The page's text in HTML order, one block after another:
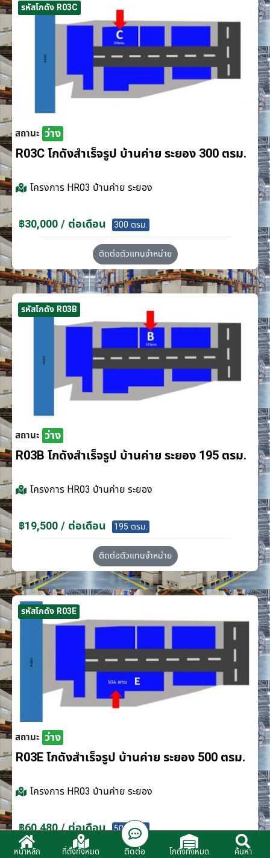
รหัสโกดัง R03C
สถานะ ว่าง
R03C โกดังสำเร็จรูป บ้านค่าย ระยอง 300 ตรม.
โครงการ HR03 บ้านค่าย ระยอง
฿30,000 / ต่อเดือน 300 ตรม.
ติดต่อตัวแทนจำหน่าย
รหัสโกดัง R03B
สถานะ ว่าง
R03B โกดังสำเร็จรูป บ้านค่าย ระยอง 195 ตรม.
โครงการ HR03 บ้านค่าย ระยอง
฿19,500 / ต่อเดือน 195 ตรม.
ติดต่อตัวแทนจำหน่าย
รหัสโกดัง R03E
สถานะ ว่าง
R03E โกดังสำเร็จรูป บ้านค่าย ระยอง 500 ตรม.
โครงการ HR03 บ้านค่าย ระยอง
฿60,480 / ต่อเดือน 500 ตรม.
หน้าหลัก ที่ตั้งทั้งหมด ติดต่อ โกดังทั้งหมด ค้นหา